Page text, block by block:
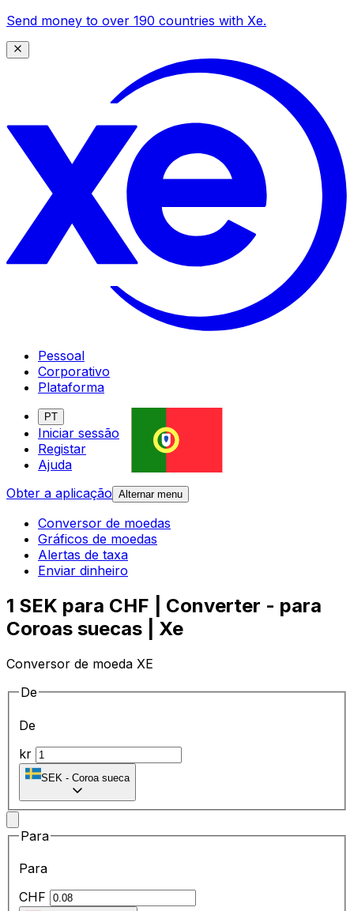
Send money to over 190 countries with Xe.
Pessoal
Corporativo
Plataforma
PT
Iniciar sessão
Registar
Ajuda
Obter a aplicação Alternar menu
Conversor de moedas
Gráficos de moedas
Alertas de taxa
Enviar dinheiro
1 SEK para CHF | Converter - para
Coroas suecas | Xe
Conversor de moeda XE
De
De
kr
SEK - Coroa sueca
Para
Para
CHF